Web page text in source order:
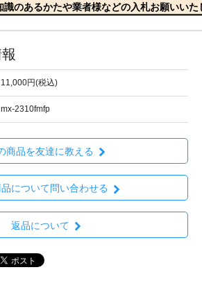
識のあるかたや業者様などの入札お願いいた
11,000円(税込)
mx-2310fmfp
商品を友達に教える
について問い合わせる
返品について